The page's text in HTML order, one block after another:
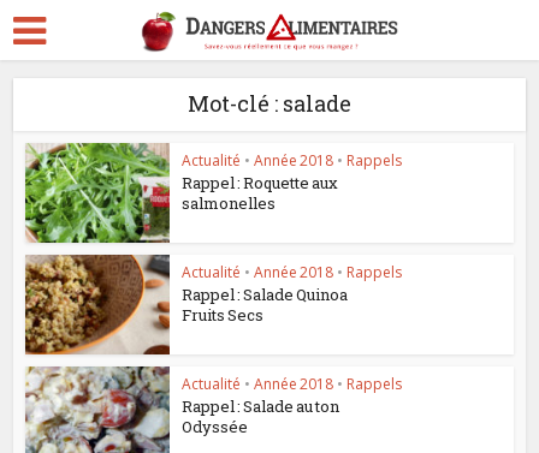
Mot-clé : salade
Actualité • Année 2018 • Rappels
Rappel : Roquette aux
salmonelles
Actualité • Année 2018 • Rappels
Rappel : Salade Quinoa
Fruits Secs
Actualité • Année 2018 • Rappels
Rappel : Salade au ton
Odyssée